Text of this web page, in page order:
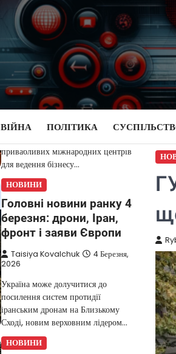
ВІЙНА ПОЛІТИКА
НОВИНИ
Дубай зберігає статус
глобального хабу та
приваблює український
бізнес
Taisiya Kovalchuk
5 Березня,
Дубай протягом багатьох років
привабливих міжнародних центрів
для ведення бізнесу…
НОВИНИ
Головні новини ранку 4
березня: дрони, Іран,
фронт і заяви Європи
Taisiya Kovalchuk
4 Березня,
2026
Україна може долучитися до
посилення систем протидії
іранським дронам на Близькому
Сході, новим верховним лідером…
НОВИНИ